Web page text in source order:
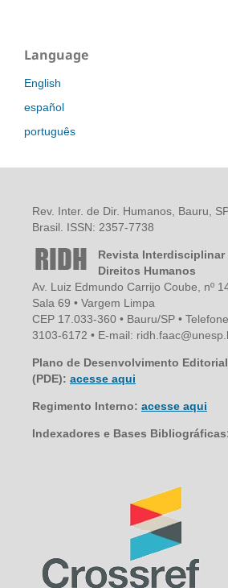
Language
English
español
português
Rev. Inter. de Dir. Humanos, Bauru,
Brasil. ISSN: 2357-7738
Revista Interdisciplinar
Direitos Humanos
Av. Luiz Edmundo Carrijo Coube, nº
Sala 69 • Vargem Limpa
CEP 17.033-360 • Bauru/SP •
3103-6172 • E-mail:
Plano de Desenvolvimento Editorial
(PDE): acesse aqui
Regimento Interno: acesse aqui
Indexadores e Bases